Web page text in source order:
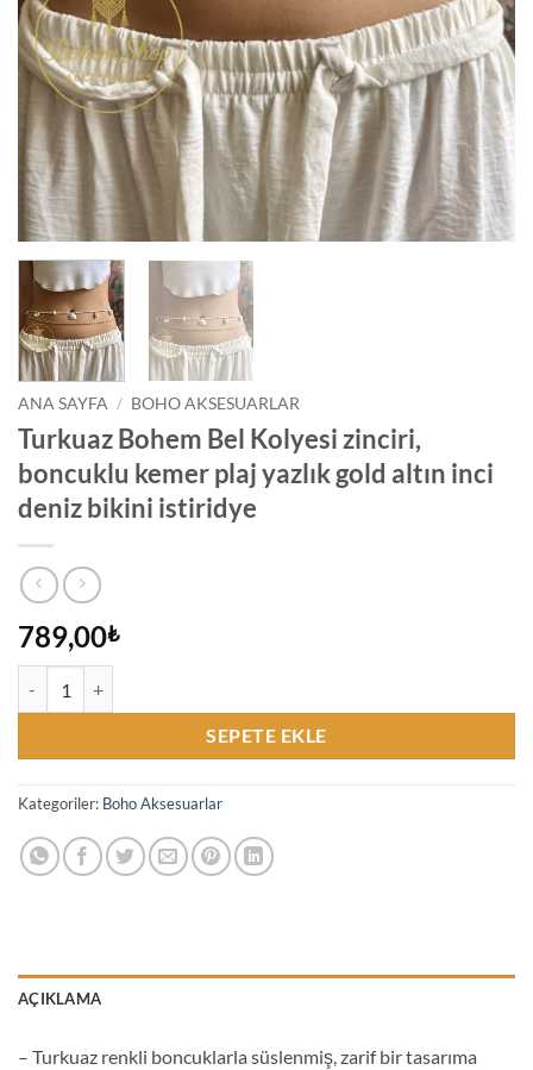
ANA SAYFA / BOHO AKSESUARLAR
Turkuaz Bohem Bel Kolyesi zinciri,
boncuklu kemer plaj yazlık gold altın inci
deniz bikini istiridye
789,00₺
SEPETE EKLE
Kategoriler: Boho Aksesuarlar
AÇIKLAMA
– Turkuaz renkli boncuklarla süslenmiş, zarif bir tasarıma